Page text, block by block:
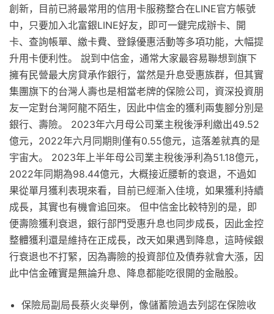
創新，目前已將最常用的信用卡服務整合在LINE官方帳號
中，只要加入北富銀LINE好友，即可一鍵完成辦卡、開
卡、查詢帳單、繳卡費、登錄優惠活動等多項功能，大幅提
升用卡便利性。 說到中信金，通常大家最容易聯想到旗下
擁有民營最大房貸承作銀行，當然是升息受惠族群，但其實
集團旗下的台灣人壽也是相當老牌的保險公司，資深投資朋
友一定對台灣阿龍不陌生，因此中信金的獲利兩隻腳分別是
銀行、壽險。 2023年六月母公司業主稅後淨利繳出49.52
億元，2022年六月同期則僅有0.55億元，這落差就真的是
宇宙大。 2023年上半年母公司業主稅後淨利為51.18億元，
2022年同期為98.44億元，大概接近腰斬的衰退，不過如
果從單月獲利表現來看，目前已經漸入佳境，如果獲利持續
成長，其實也有機會追回來。 但中信金比較特別的是，即
便壽險獲利衰退，銀行部門受惠升息也同步成長，因此金控
整體獲利還是維持在正成長，改天如果遇到降息，這時候銀
行衰退也不打緊，因為壽險的投資部位及債券就會大漲，因
此中信金確實是無論升息、降息都能吃很開的金融股。
保險局副局長蔡火炎舉例，像儲蓄險過去列認在保險收